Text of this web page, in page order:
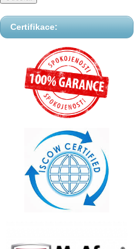
Certifikace: